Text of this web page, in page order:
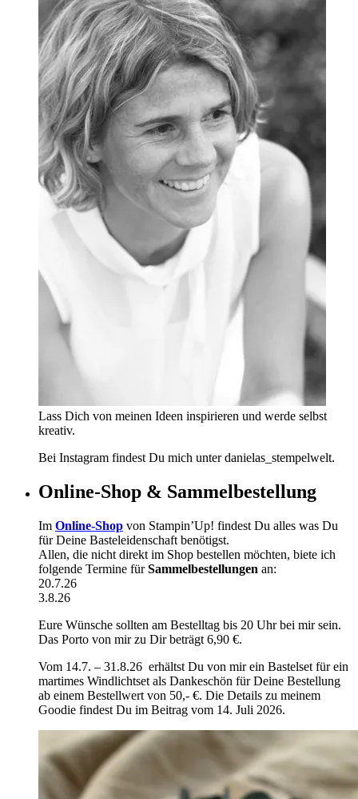
Lass Dich von meinen Ideen inspirieren und werde selbst
kreativ.
Bei Instagram findest Du mich unter danielas_stempelwelt.
Online-Shop & Sammelbestellung
Im Online-Shop von Stampin’Up! findest Du alles was Du
für Deine Basteleidenschaft benötigst.
Allen, die nicht direkt im Shop bestellen möchten, biete ich
folgende Termine fürSammelbestellungen an:
20.7.26
3.8.26
Eure Wünsche sollten am Bestelltag bis 20 Uhr bei mir sein.
Das Porto von mir zu Dir beträgt 6,90 €.
Vom 14.7. – 31.8.26 erhältst Du von mir ein Bastelset für ein
martimes Windlichtset als Dankeschön für Deine Bestellung
ab einem Bestellwert von 50,- €. Die Details zu meinem
Goodie findest Du im Beitrag vom 14. Juli 2026.